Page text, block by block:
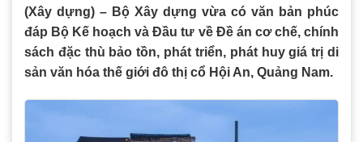
(Xây dựng) – Bộ Xây dựng vừa có văn bản phúc
đáp Bộ Kế hoạch và Đầu tư về Đề án cơ chế, chính
sách đặc thù bảo tồn, phát triển, phát huy giá trị di
sản văn hóa thế giới đô thị cổ Hội An, Quảng Nam.